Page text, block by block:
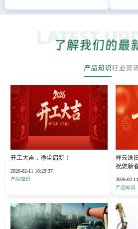
产品知识行业资讯
开工大吉，净尘启新！
2026-02-11 16:29:37
产品知识
祥云送
祝您新
2026-02-
产品知识